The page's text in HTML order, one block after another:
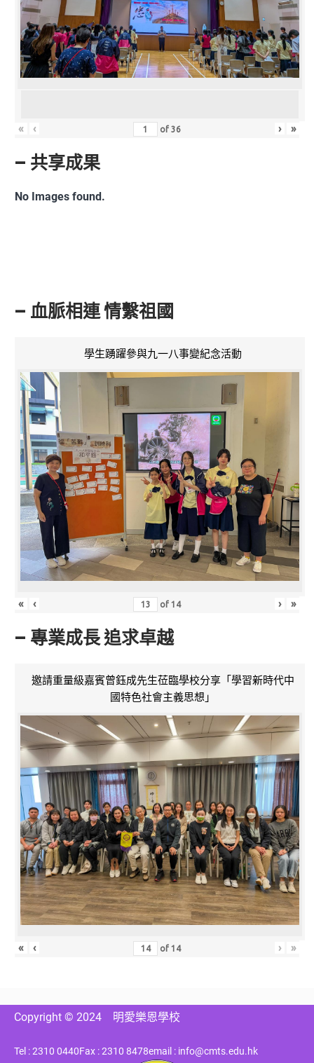
« ‹ of 36 › »
– 共享成果
No Images found.
– 血脈相連 情繫祖國
學生踴躍參與九一八事變紀念活動
« ‹ of 14 › »
– 專業成長 追求卓越
邀請重量級嘉賓曾鈺成先生莅臨學校分享「學習新時代中
國特色社會主義思想」
« ‹ of 14 › »
Copyright © 2024 明愛樂恩學校
Tel : 2310 0440Fax : 2310 8478email : info@cmts.edu.hk